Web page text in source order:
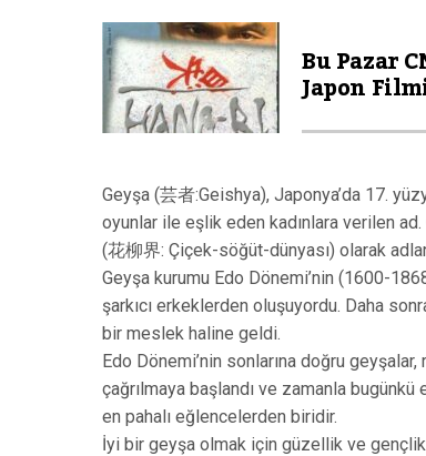
Bu Pazar
Japon
Geyşa (芸者:Geishya), Japonya’da 17.
oyunlar ile eşlik eden kadınlara verilen
(花柳界: Çiçek-söğüt-dünyası) olarak
Geyşa kurumu Edo Dönemi’nin (1600-
şarkıcı erkeklerden oluşuyordu. Daha
bir meslek haline geldi.
Edo Dönemi’nin sonlarına doğru
çağrılmaya başlandı ve zamanla bugünkü
en pahalı eğlencelerden biridir.
İyi bir geyşa olmak için güzellik ve